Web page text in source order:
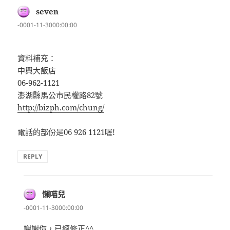
seven
示:
-0001-11-3000:00:00
資料補充：
中興大飯店
06-962-1121
澎湖縣馬公市民權路82號
http://bizph.com/chung/
電話的部份是06 926 1121喔!
REPLY
懶喵兒
示:
-0001-11-3000:00:00